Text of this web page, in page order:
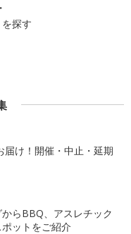
探す
け！開催・中止・延期
らBBQ、アスレチック
ットをご紹介